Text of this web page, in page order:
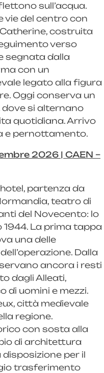
sull’acqua.
vie del centro con
costruita
verso
segnata dalla
con un
legato alla figura
Oggi conserva un
si alternano
quotidiana. Arrivo
e pernottamento.
2026 | CAEN –
partenza da
teatro di
del Novecento: lo
La prima tappa
una delle
Dalla
ancora i resti
dagli Alleati,
di uomini e mezzi.
città medievale
regione.
con sosta alla
di architettura
per il
trasferimento